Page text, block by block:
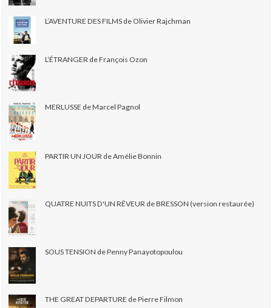
L’AVENTURE DES FILMS de Olivier Rajchman
L’ÉTRANGER de François Ozon
MERLUSSE de Marcel Pagnol
PARTIR UN JOUR de Amélie Bonnin
QUATRE NUITS D'UN RÊVEUR de BRESSON (version restaurée)
SOUS TENSION de Penny Panayotopoulou
THE GREAT DEPARTURE de Pierre Filmon